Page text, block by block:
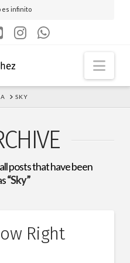
es infinito
SKY
posts that have been
“Sky”
Right